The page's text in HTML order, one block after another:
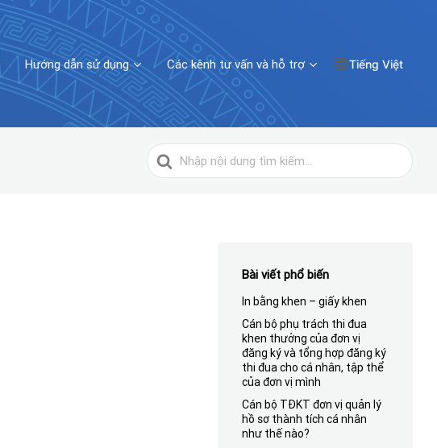
Hướng dẫn sử dụng Các kênh tư vấn và hỗ trợ Tiếng Việt
Tìm
kiếm
Bài viết phổ biến
In bằng khen – giấy khen
Cán bộ phụ trách thi đua
khen thưởng của đơn vị
đăng ký và tổng hợp đăng ký
thi đua cho cá nhân, tập thể
của đơn vị mình
Cán bộ TĐKT đơn vị quản lý
hồ sơ thành tích cá nhân
như thế nào?